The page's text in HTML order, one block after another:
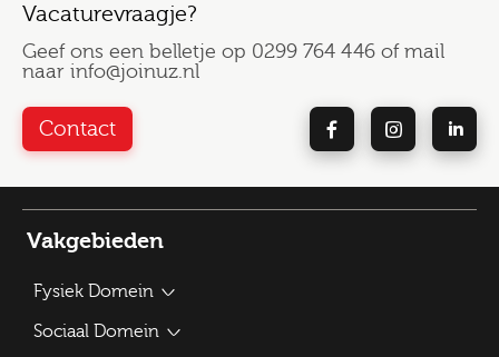
Vacaturevraagje?
Geef ons een belletje op 0299 764 446 of mail
naar info@joinuz.nl
Contact
Vakgebieden
Fysiek Domein
Bouwplantoetser
Sociaal Domein